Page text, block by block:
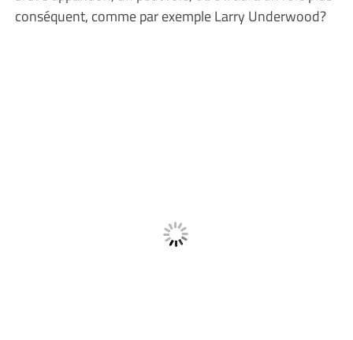
conséquent, comme par exemple Larry Underwood?